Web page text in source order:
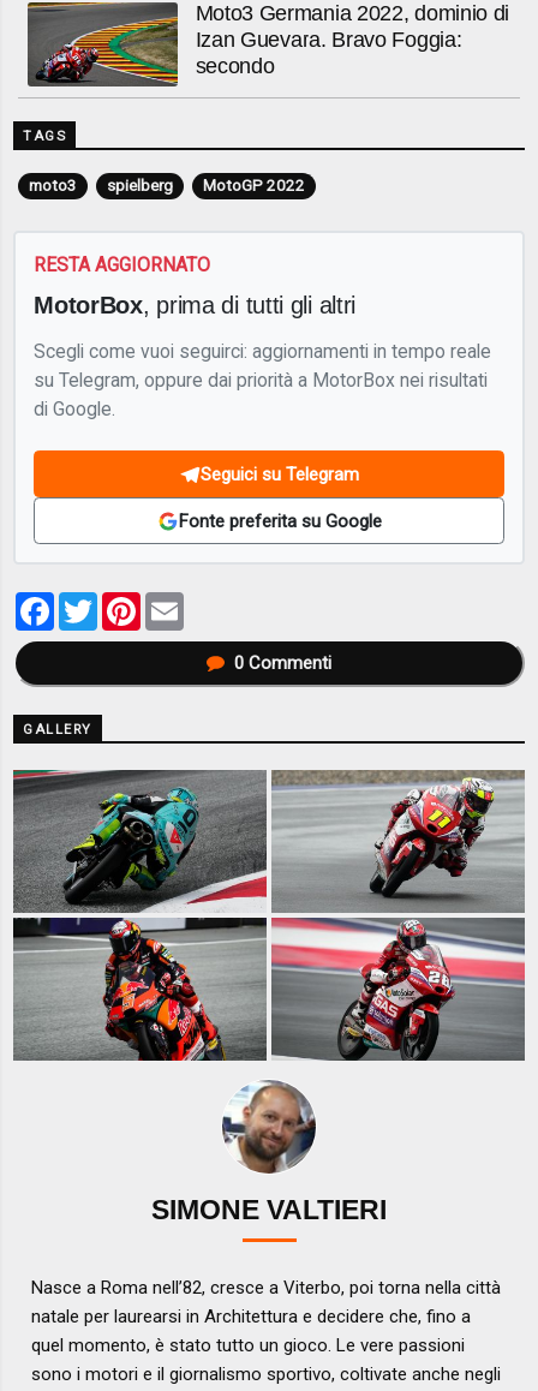
Moto3 Germania 2022, dominio di
Izan Guevara. Bravo Foggia:
secondo
TAGS
moto3 spielberg MotoGP 2022
RESTA AGGIORNATO
MotorBox, prima di tutti gli altri
Scegli come vuoi seguirci: aggiornamenti in tempo reale
su Telegram, oppure dai priorità a MotorBox nei risultati
di Google.
Seguici su Telegram
Fonte preferita su Google
Facebook
TwitterPinterest
0Commenti
GALLERY
SIMONE VALTIERI
Nasce a Roma nell’82, cresce a Viterbo, poi torna nella città
natale per laurearsi in Architettura e decidere che, fino a
quel momento, è stato tutto un gioco. Le vere passioni
sono i motori e il giornalismo sportivo, coltivate anche negli